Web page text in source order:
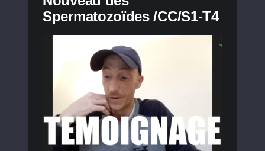
Spermatozoïdes /CC/S1-T4